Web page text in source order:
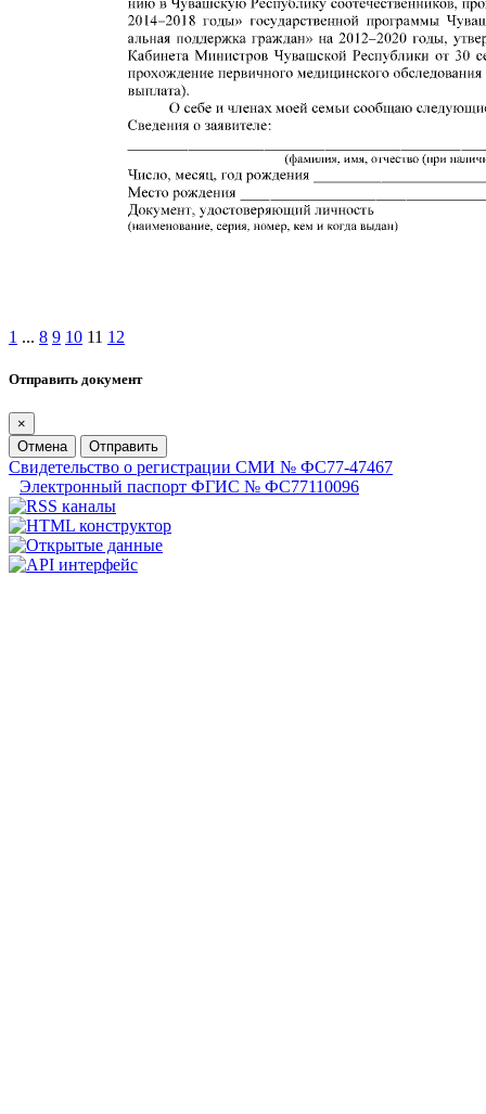
1 ... 8 9 10 11 12
Отправить документ
×
Отмена
Отправить
Свидетельство о регистрации СМИ № ФС77-47467
Электронный паспорт ФГИС № ФС77110096